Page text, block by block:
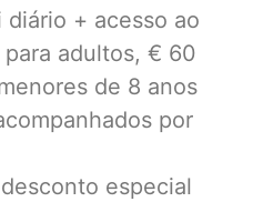
diário + acesso ao
adultos, € 60
de 8 anos
por
especial